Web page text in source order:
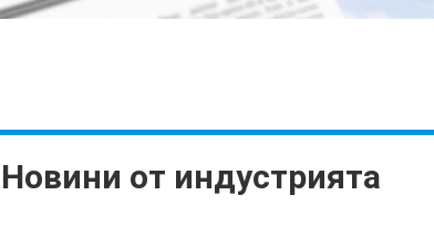
Новини от индустрията